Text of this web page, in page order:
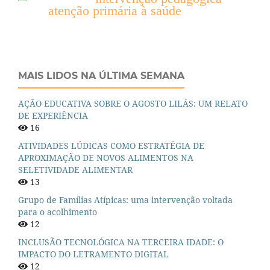
atenção primária à saúde
MAIS LIDOS NA ÚLTIMA SEMANA
AÇÃO EDUCATIVA SOBRE O AGOSTO LILÁS: UM RELATO
DE EXPERIÊNCIA
16
ATIVIDADES LÚDICAS COMO ESTRATÉGIA DE
APROXIMAÇÃO DE NOVOS ALIMENTOS NA
SELETIVIDADE ALIMENTAR
13
Grupo de Famílias Atípicas: uma intervenção voltada
para o acolhimento
12
INCLUSÃO TECNOLÓGICA NA TERCEIRA IDADE: O
IMPACTO DO LETRAMENTO DIGITAL
12